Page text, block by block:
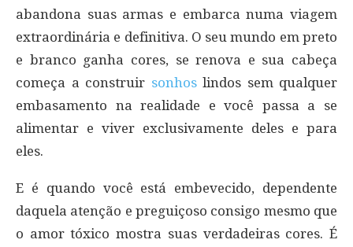
abandona suas armas e embarca numa viagem
extraordinária e definitiva. O seu mundo em preto
e branco ganha cores, se renova e sua cabeça
começa a construir sonhoslindos sem qualquer
embasamento na realidade e você passa a se
alimentar e viver exclusivamente deles e para
eles.
E é quando você está embevecido, dependente
daquela atenção e preguiçoso consigo mesmo que
o amor tóxico mostra suas verdadeiras cores. É